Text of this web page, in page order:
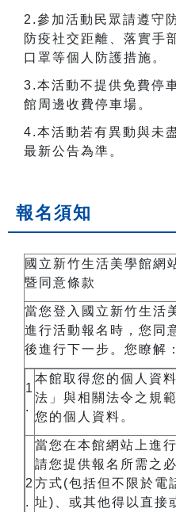
2.參加活動民眾請遵守
防疫社交距離、落實手
口罩等個人防護措施。
3.本活動不提供免費停
館周邊收費停車場。
4.本活動若有異動與未
最新公告為準。
報名須知
國立新竹生活美學館網
暨同意條款
當您登入國立新竹生活
進行活動報名時，您同
後進行下一步。您瞭解：
1
.
本館取得您的個人資
法」與相關法令之規
您的個人資料。
2
.
當您在本館網站上進
請您提供報名所需之
方式(包括但不限於電
址)
、或其他得以直